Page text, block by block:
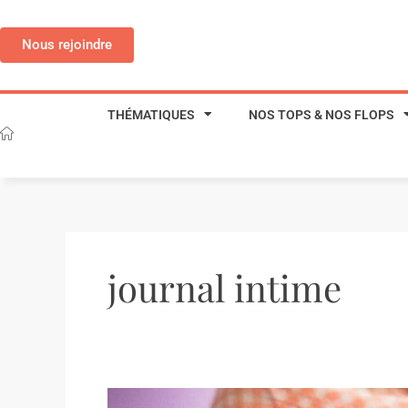
contenu
Nous rejoindre
THÉMATIQUES NOS TOPS & NOS FLOPS
journal intime